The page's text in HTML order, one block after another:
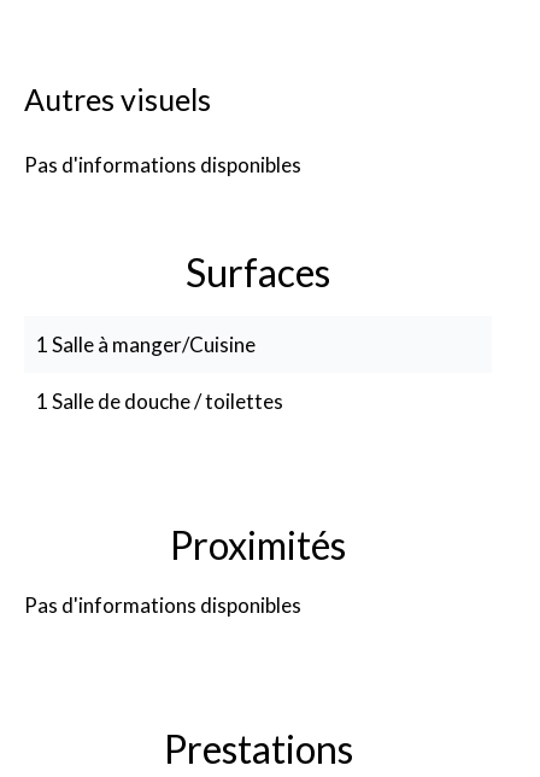
Autres visuels
Pas d'informations disponibles
Surfaces
1 Salle à manger/Cuisine
1 Salle de douche / toilettes
Proximités
Pas d'informations disponibles
Prestations